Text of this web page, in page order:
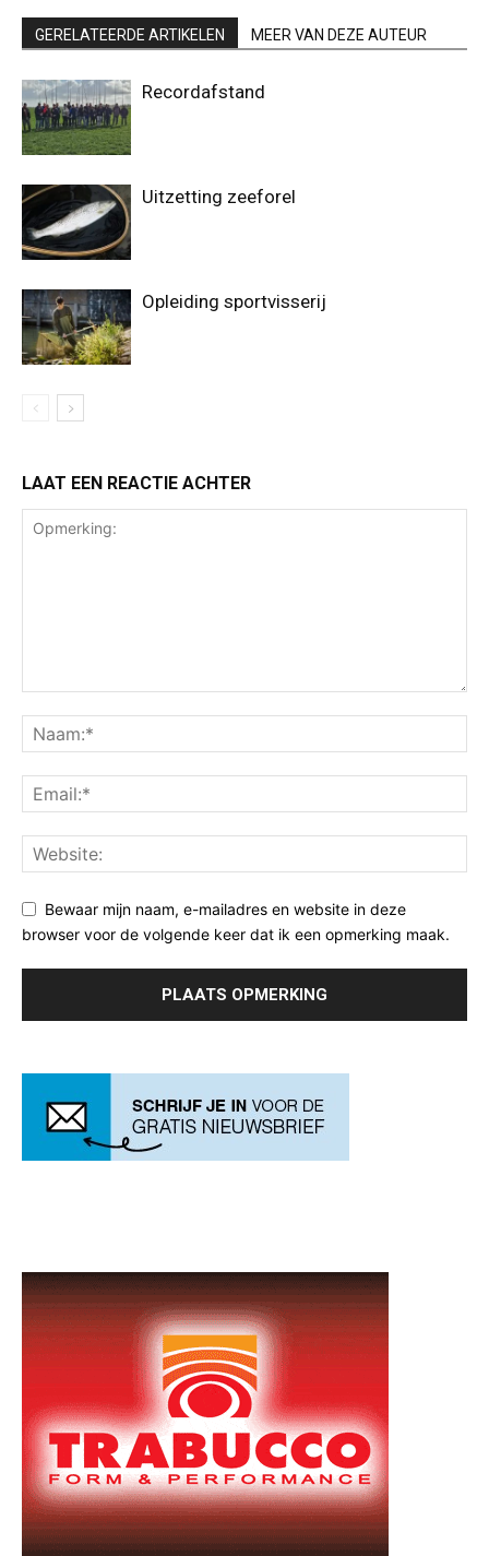
GERELATEERDE ARTIKELEN MEER VAN DEZE AUTEUR
Recordafstand
Uitzetting zeeforel
Opleiding sportvisserij
LAAT EEN REACTIE ACHTER
Bewaar mijn naam, e-mailadres en website in deze
browser voor de volgende keer dat ik een opmerking maak.